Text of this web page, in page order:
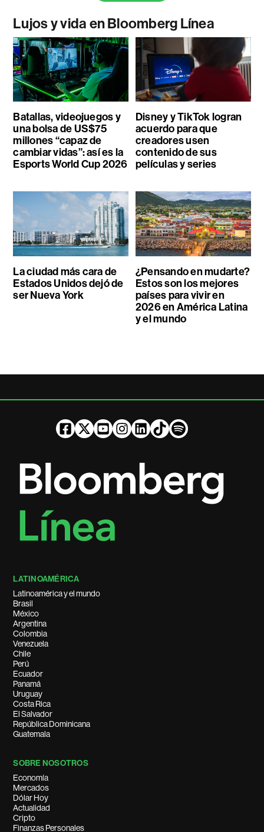
Lujos y vida en Bloomberg Línea
Batallas, videojuegos y
una bolsa de US$75
millones “capaz de
cambiar vidas”: así es la
Esports World Cup 2026
Disney y TikTok logran
acuerdo para que
creadores usen
contenido de sus
películas y series
La ciudad más cara de
Estados Unidos dejó de
ser Nueva York
¿Pensando en mudarte?
Estos son los mejores
países para vivir en
2026 en América Latina
y el mundo
LATINOAMÉRICA
Latinoamérica y el mundo
Brasil
México
Argentina
Colombia
Venezuela
Chile
Perú
Ecuador
Panamá
Uruguay
Costa Rica
El Salvador
República Dominicana
Guatemala
SOBRE NOSOTROS
Economía
Mercados
Dólar Hoy
Actualidad
Cripto
Finanzas Personales